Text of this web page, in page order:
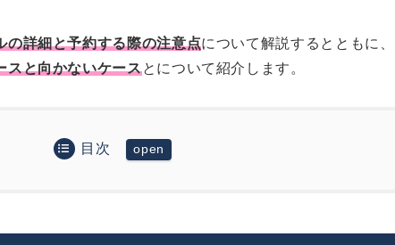
の詳細と予約する際の注意点について解説するとともに、
スと向かないケースとについて紹介します。
目次
定